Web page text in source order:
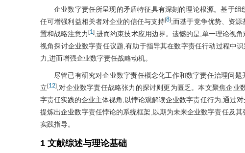
企业数字责任所呈现的矛盾特征具有深刻的理论根源。基于
任可增强利益相关者对企业的信任与支持[8];而基于竞争优势、资
置和战略注意力[1] ,进而约束技术应用边界。遗憾的是,单一理论视
视角探讨企业数字责任议题,有助于指导其在数字责任行动过程中
力,进而增强企业数字责任战略动机。
尽管已有研究对企业数字责任概念化工作和数字责任治理问题
立[12] ,对企业数字责任战略张力的探讨则更为匮乏。本文聚焦企业
字责任实践的企业主体视角,以悖论观解读企业数字责任行为,通过
提炼出企业数字责任悖论的系统框架,以期为未来企业数字责任及
实践指导。
1 文献综述与理论基础